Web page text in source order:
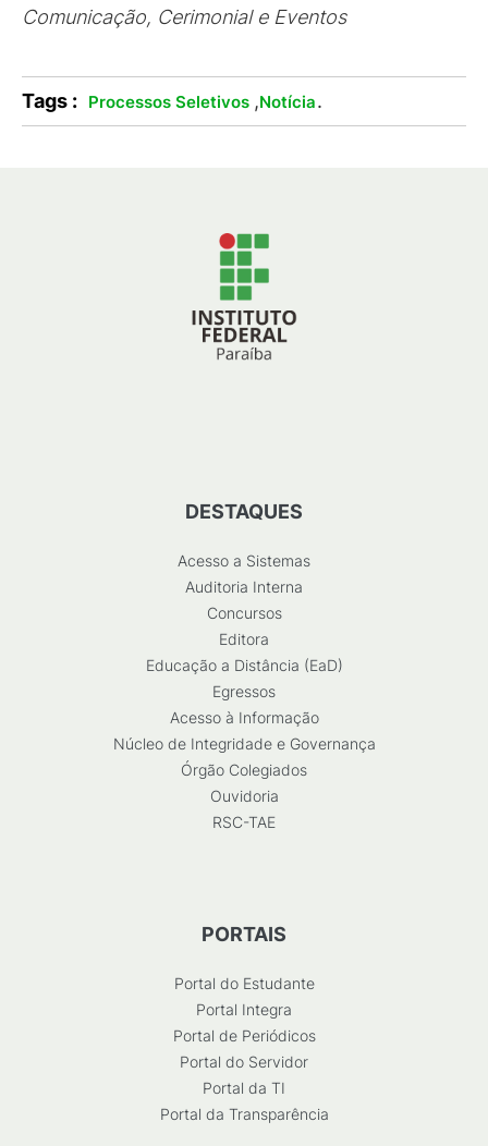
Comunicação, Cerimonial e Eventos
Tags : Processos Seletivos ,Notícia.
DESTAQUES
Acesso a Sistemas
Auditoria Interna
Concursos
Editora
Educação a Distância (EaD)
Egressos
Acesso à Informação
Núcleo de Integridade e Governança
Órgão Colegiados
Ouvidoria
RSC-TAE
PORTAIS
Portal do Estudante
Portal Integra
Portal de Periódicos
Portal do Servidor
Portal da TI
Portal da Transparência